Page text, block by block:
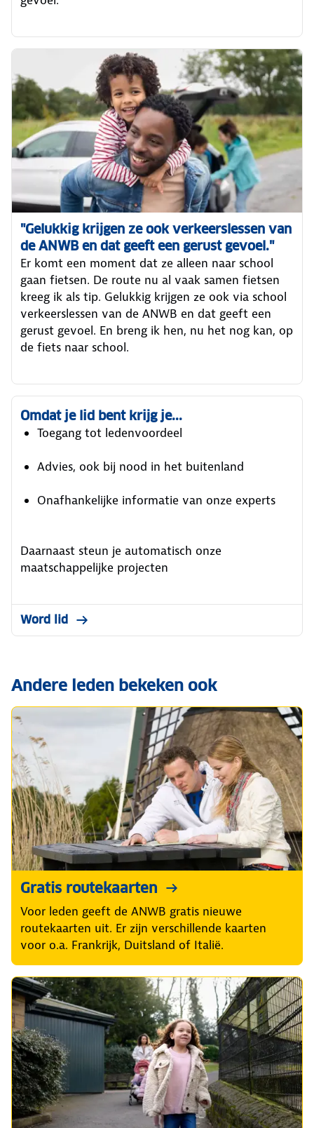
"Gelukkig krijgen ze ook verkeerslessen van
de ANWB en dat geeft een gerust gevoel."
Er komt een moment dat ze alleen naar school
gaan fietsen. De route nu al vaak samen fietsen
kreeg ik als tip. Gelukkig krijgen ze ook via school
verkeerslessen van de ANWB en dat geeft een
gerust gevoel. En breng ik hen, nu het nog kan, op
de fiets naar school.
Omdat je lid bent krijg je...
Toegang tot ledenvoordeel​
Advies, ook bij nood in het buitenland​
Onafhankelijke informatie van onze experts​
Daarnaast steun je automatisch onze
maatschappelijke projecten
Word lid
Andere leden bekeken ook
Gratis routekaarten
Voor leden geeft de ANWB gratis nieuwe
routekaarten uit. Er zijn verschillende kaarten
voor o.a. Frankrijk, Duitsland of Italië.